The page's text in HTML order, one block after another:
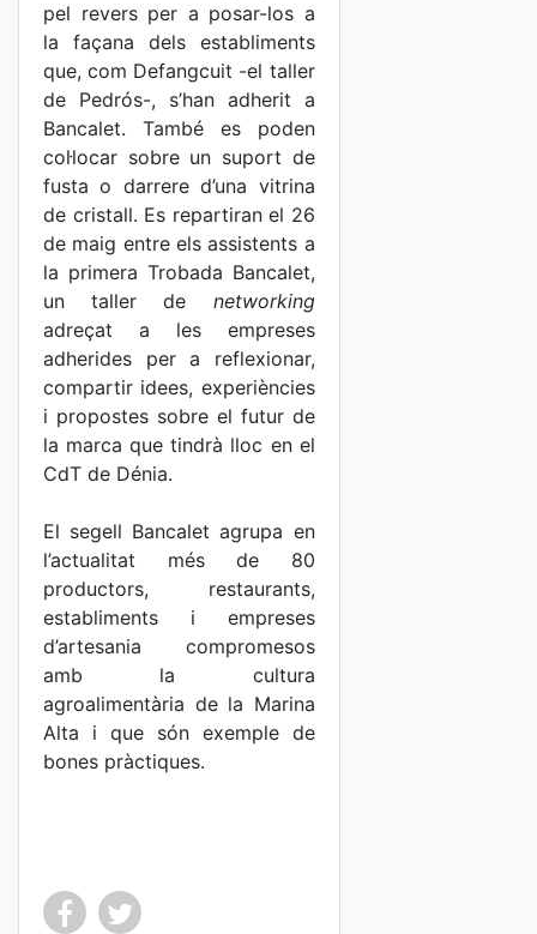
pel revers per a posar-los a
la façana dels establiments
que, com Defangcuit -el taller
de Pedrós-, s’han adherit a
Bancalet. També es poden
col·locar sobre un suport de
fusta o darrere d’una vitrina
de cristall. Es repartiran el 26
de maig entre els assistents a
la primera Trobada Bancalet,
un taller de networking
adreçat a les empreses
adherides per a reflexionar,
compartir idees, experiències
i propostes sobre el futur de
la marca que tindrà lloc en el
CdT de Dénia.
El segell Bancalet agrupa en
l’actualitat més de 80
productors, restaurants,
establiments i empreses
d’artesania compromesos
amb la cultura
agroalimentària de la Marina
Alta i que són exemple de
bones pràctiques.